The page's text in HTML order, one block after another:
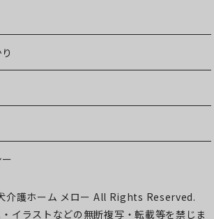
護ホーム メロー All Rights Reserved.
・イラストなどの無断複写・転載等を禁じま